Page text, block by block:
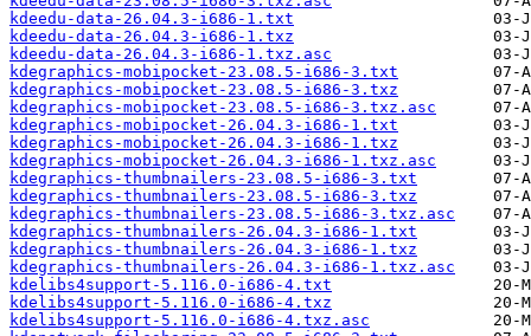
kdeedu-data-26.04.3-i686-1.txt
kdeedu-data-26.04.3-i686-1.txz
kdeedu-data-26.04.3-i686-1.txz.asc
kdegraphics-mobipocket-23.08.5-i686-3.txt
kdegraphics-mobipocket-23.08.5-i686-3.txz
kdegraphics-mobipocket-23.08.5-i686-3.txz.asc
kdegraphics-mobipocket-26.04.3-i686-1.txt
kdegraphics-mobipocket-26.04.3-i686-1.txz
kdegraphics-mobipocket-26.04.3-i686-1.txz.asc
kdegraphics-thumbnailers-23.08.5-i686-3.txt
kdegraphics-thumbnailers-23.08.5-i686-3.txz
kdegraphics-thumbnailers-23.08.5-i686-3.txz.asc
kdegraphics-thumbnailers-26.04.3-i686-1.txt
kdegraphics-thumbnailers-26.04.3-i686-1.txz
kdegraphics-thumbnailers-26.04.3-i686-1.txz.asc
kdelibs4support-5.116.0-i686-4.txt
kdelibs4support-5.116.0-i686-4.txz
kdelibs4support-5.116.0-i686-4.txz.asc